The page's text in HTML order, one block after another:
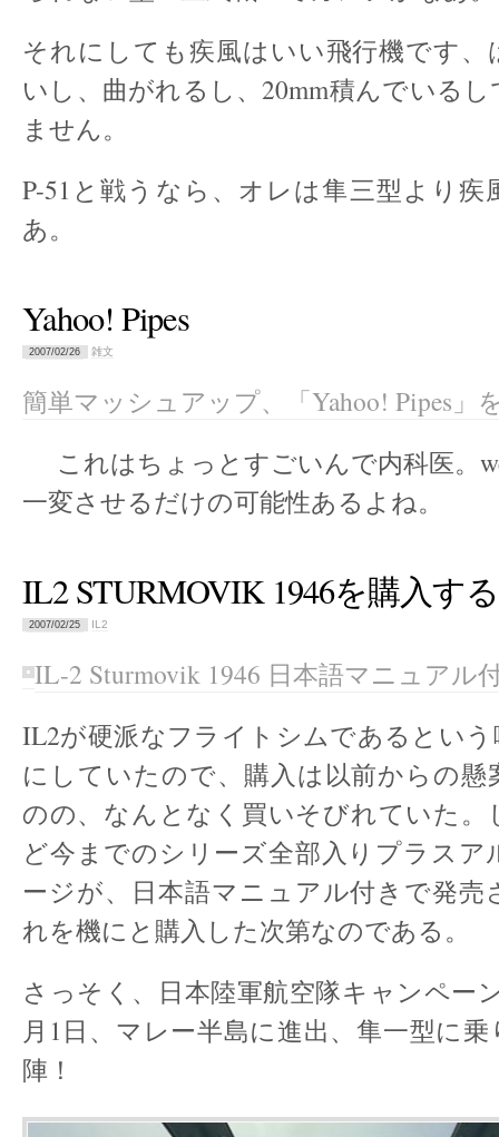
それにしても疾風はいい飛行機です、
いし、曲がれるし、20mm積んでいる
ません。
P-51と戦うなら、オレは隼三型より疾
あ。
Yahoo! Pipes
2007/02/26 雑文
簡単マッシュアップ、「Yahoo! Pipes」
これはちょっとすごいんで内科医。
一変させるだけの可能性あるよね。
IL2 STURMOVIK 1946を購入する
2007/02/25 IL2
IL-2 Sturmovik 1946 日本語マニュアル
IL2が硬派なフライトシムであるとい
にしていたので、購入は以前からの懸
のの、なんとなく買いそびれていた。
ど今までのシリーズ全部入りプラスア
ージが、日本語マニュアル付きで発売
れを機にと購入した次第なのである。
さっそく、日本陸軍航空隊キャンペー
月1日、マレー半島に進出、隼一型に
陣！